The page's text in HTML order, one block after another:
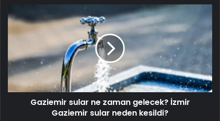
Gaziemir sular ne zaman gelecek? İzmir
Gaziemir sular neden kesildi?